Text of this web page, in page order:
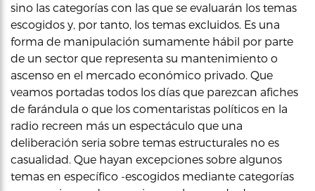
sino las categorías con las que se evaluarán los temas
escogidos y, por tanto, los temas excluidos. Es una
forma de manipulación sumamente hábil por parte
de un sector que representa su mantenimiento o
ascenso en el mercado económico privado. Que
veamos portadas todos los días que parezcan afiches
de farándula o que los comentaristas políticos en la
radio recreen más un espectáculo que una
deliberación seria sobre temas estructurales no es
casualidad. Que hayan excepciones sobre algunos
temas en específico -escogidos mediante categorías